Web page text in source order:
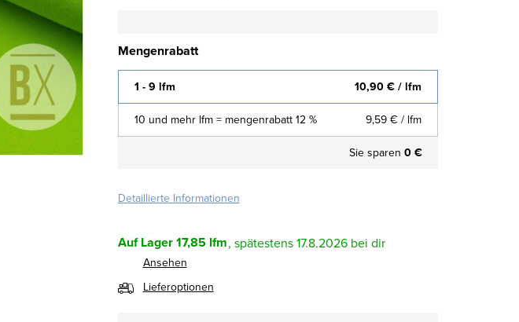
Mengenrabatt
1 - 9 lfm 10,90 €/ lfm
10 und mehr lfm = mengenrabatt 12 % 9,59 € / lfm
Sie sparen 0 €
Detaillierte Informationen
Auf Lager17,85 lfm 17.8.2026
Ansehen
Lieferoptionen